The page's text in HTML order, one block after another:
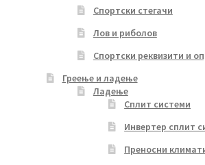
Спортски стегачи
Лов и риболов
Спортски реквизити и
Греење и ладење
Ладење
Сплит системи
Инвертер сплит
Преносни